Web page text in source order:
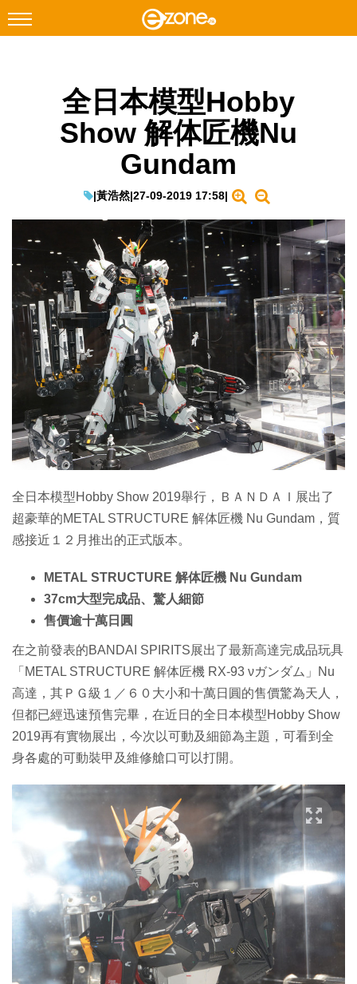
Facebook Instagram
教學評測
EduTech
IT Times
生成式AI與雲端應用
Enterprise Digital Transformation
特集
全日本模型Hobby
Show 解体匠機Nu
Gundam
|黃浩然|27-09-2019 17:58|
全日本模型Hobby Show 2019舉行，ＢＡＮＤＡＩ展出了
超豪華的METAL STRUCTURE 解体匠機 Nu Gundam，質
感接近１２月推出的正式版本。
METAL STRUCTURE 解体匠機 Nu Gundam
37cm大型完成品、驚人細節
售價逾十萬日圓
在之前發表的BANDAI SPIRITS展出了最新高達完成品玩具
「METAL STRUCTURE 解体匠機 RX-93 νガンダム」Nu
高達，其ＰＧ級１／６０大小和十萬日圓的售價驚為天人，
但都已經迅速預售完畢，在近日的全日本模型Hobby Show
2019再有實物展出，今次以可動及細節為主題，可看到全
身各處的可動裝甲及維修艙口可以打開。